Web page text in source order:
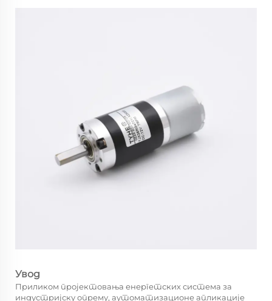
Увод
Приликом пројектовања енергетских система за
индустријску опрему, аутоматизационе апликације